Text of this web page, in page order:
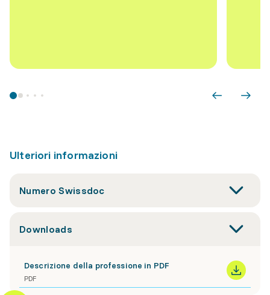
Ulteriori informazioni
Numero Swissdoc
Downloads
Descrizione della professione in PDF
PDF